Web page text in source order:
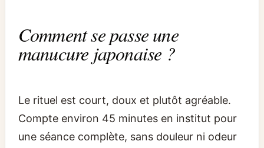
Comment se passe une
manucure japonaise ?
Le rituel est court, doux et plutôt agréable.
Compte environ 45 minutes en institut pour
une séance complète, sans douleur ni odeur